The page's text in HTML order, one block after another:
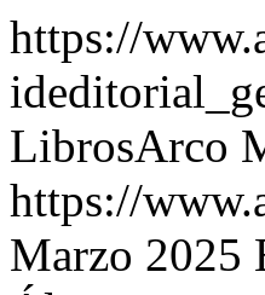
https://
LibrosArco
https://
Marzo 2025